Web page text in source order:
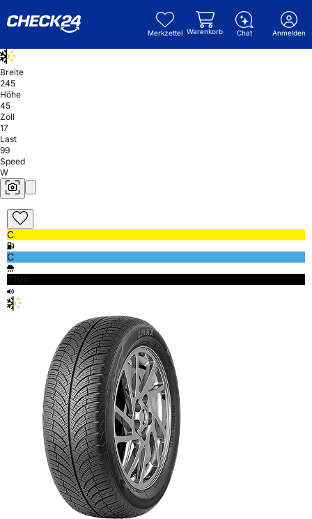
Merkzettel Warenkorb Chat Anmelden
Breite
245
Höhe
45
Zoll
17
Last
99
Speed
W
C
C
71db